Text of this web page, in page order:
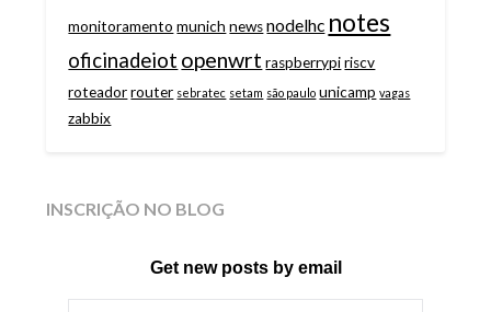
monitoramento munich news nodelhc notes
oficinadeiot openwrt raspberrypi riscv
roteador router sebratec setam são paulo unicamp vagas
zabbix
INSCRIÇÃO NO BLOG
Get new posts by email